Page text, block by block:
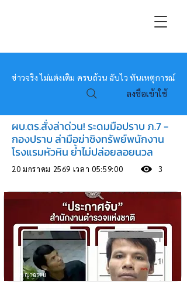
หมอข่าว
ข่าวจริง ไม่แต่งเติม ครบถ้วน ฉับไว ทันเหตุการณ์
ลงชื่อเข้าใช้
ผบ.ตร.สั่งล่าด่วน! ระดมมือปราบ ภ.7 -
กองปราบ ล่ามือฆ่าชิงทรัพย์พนักงาน
โรงแรมหัวหิน ย้ำไม่ปล่อยลอยนวล
20 มกราคม 2569 เวลา 05:59:00 3
อาชญากรรม